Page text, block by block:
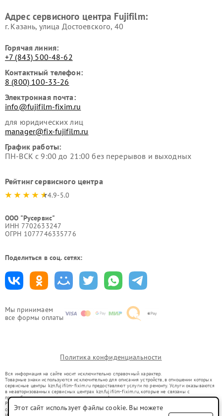
Мы принимаем
все формы оплаты
Адрес сервисного центра Fujifilm:
г. Казань, улица Достоевского, 40
Горячая линия:
+7 (843) 500-48-62
Контактный телефон:
8 (800) 100-33-26
Электронная почта:
info@fujifilm-fixim.ru
для юридических лиц
manager@fix-fujifilm.ru
График работы:
ПН-ВСК с 9:00 до 21:00 без перерывов и выходных
Рейтинг сервисного центра
4.9-5.0
ООО "Русервис"
ИНН 7702633247
ОГРН 1077746335776
Поделиться в соц. сетях:
Политика конфиденциальности
Вся информация на сайте носит исключительно справочный характер.
Товарные знаки используются исключительно для описания устройств, в отношении которых
сервисные центры kzn.fujifilm-fixim.ru предоставляют услуги по ремонту. Услуги оказываются
в неавторизованных сервисных центрах kzn.fujifilm-fixim.ru, которые не связаны с
правообладателями товарных знаков или их официальными представителями.
Ремонт осуществляется для устройств, уже введенных в гражданский оборот в соответствии
со статьей 1487 ГК РФ.
Этот сайт использует файлы cookie. Вы можете